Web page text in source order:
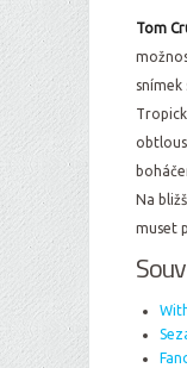
Tom
Na
muset